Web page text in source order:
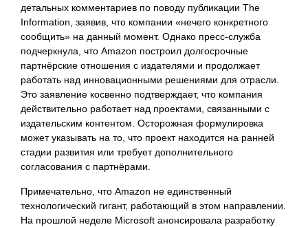
детальных комментариев по поводу публикации The
Information, заявив, что компании «нечего конкретного
сообщить» на данный момент. Однако пресс-служба
подчеркнула, что Amazon построил долгосрочные
партнёрские отношения с издателями и продолжает
работать над инновационными решениями для отрасли.
Это заявление косвенно подтверждает, что компания
действительно работает над проектами, связанными с
издательским контентом. Осторожная формулировка
может указывать на то, что проект находится на ранней
стадии развития или требует дополнительного
согласования с партнёрами.
Примечательно, что Amazon не единственный
технологический гигант, работающий в этом направлении.
На прошлой неделе Microsoft анонсировала разработку